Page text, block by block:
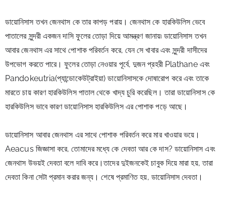
ডায়োনিসাস তখন জেনথাস কে তার কাপড় পরায়। জেনথাস কে হারকিউলিস ভেবে
পাতালের সুন্দরী একজন দাসি ফুলের তোড়া দিয়ে আমন্ত্রণ জানায়৷ ডায়োনিসাস তখন
আবার জেনথাস এর সাথে পোশাক পরিবর্তন করে, যেন সে খাবার এবং সুন্দরী দাসীদের
উপভোগ করতে পারে। ফুলের তোড়া নেওয়ার পূর্বে, দুজন প্রহরী Plathane এবং
Pandokeutria(প্যান্ডোকেউট্রাইয়া) ডায়োনিসাসকে দোষারোপ করে এবং তাকে
মারতে চায় কারণ হারকিউলিস পাতাল থেকে খাদ্য চুরি করেছিল। তারা ডায়োনিসাস কে
হারকিউলিস ভাবে কারণ ডায়োনিসাস হারকিউলিস এর পোশাক পড়ে আছে।
ডায়োনিসাস আবার জেনথাস এর সাথে পোশাক পরিবর্তন করে মার খাওয়ার ভয়ে।
Aeacus জিজ্ঞাসা করে, তোমাদের মধ্যে কে দেবতা আর কে দাস? ডায়োনিসাস এবং
জেনথাস উভয়ই দেবতা বলে দাবি করে।তাদের দুইজনকেই চাবুক দিয়ে মারা হয়, তারা
দেবতা কিনা সেটা প্রমান করার জন্য। শেষে প্রমাণিত হয়, ডায়োনিসাস দেবতা।